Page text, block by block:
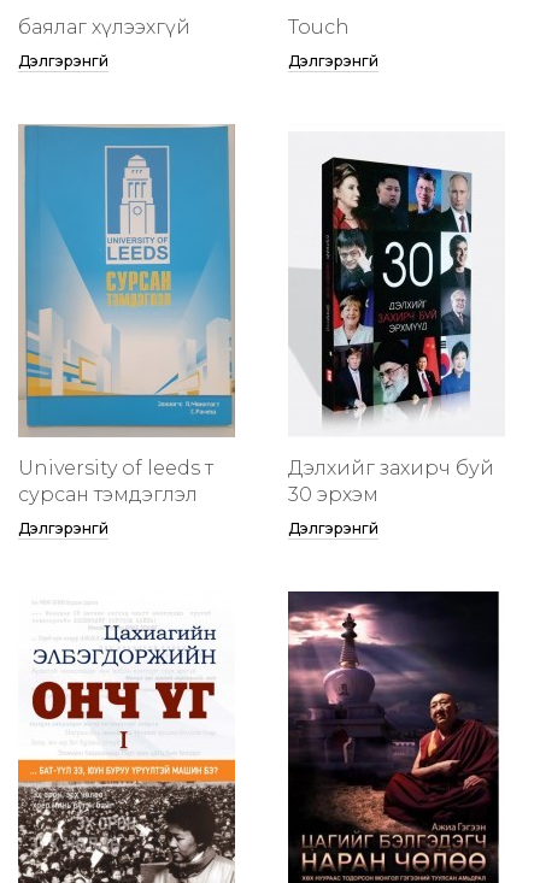
баялаг хүлээхгүй
Дэлгэрэнгүй
Touch
Дэлгэрэнгүй
University of leeds т
сурсан тэмдэглэл
Дэлгэрэнгүй
Дэлхийг захирч буй
30 эрхэм
Дэлгэрэнгүй